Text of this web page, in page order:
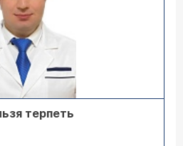
терпеть